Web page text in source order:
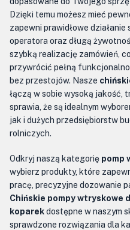
Dzięki temu możesz mieć
zapewni prawidłowe
operatora oraz długą
szybką realizację zamówień,
przywrócić pełną
bez przestojów. Nasze
łączą w sobie wysoką jakość,
sprawia, że są idealnym
jak i dużych przedsiębiorstw
rolniczych.
Odkryj naszą kategorię pomp
wybierz produkty, które
pracę, precyzyjne dozowanie
Chińskie pompy wtryskowe
koparekdostępne w naszym
sprawdzone rozwiązania dla